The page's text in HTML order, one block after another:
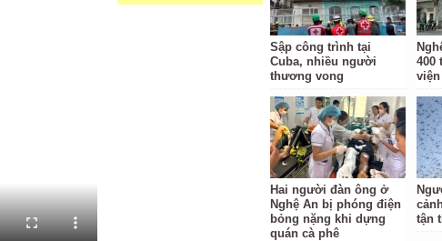
Sập công trình tại
Cuba, nhiều người
thương vong
400
Hai người đàn ông ở
Nghệ An bị phóng điện
bỏng nặng khi dựng
quán cà phê
tận